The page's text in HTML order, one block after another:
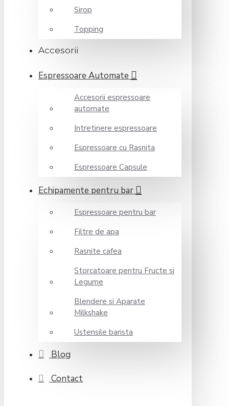
Sirop
Topping
Accesorii
Espressoare Automate
Accesorii espressoare
automate
Intretinere espressoare
Espressoare cu Rasnita
Espressoare Capsule
Echipamente pentru bar
Espressoare pentru bar
Filtre de apa
Rasnite cafea
Storcatoare pentru Fructe si
Legume
Blendere si Aparate
Milkshake
Ustensile barista
Blog
Contact